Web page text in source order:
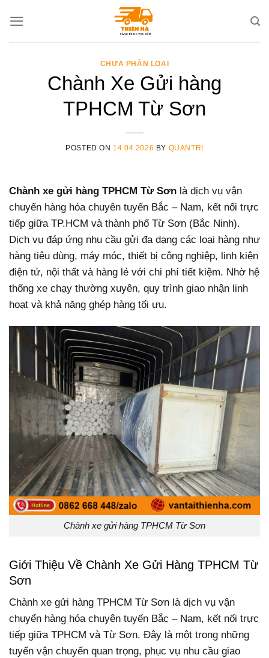
CHƯA PHÂN LOẠI
Chành Xe Gửi hàng
TPHCM Từ Sơn
POSTED ON 14.04.2026 BY QUANTRI
Chành xe gửi hàng TPHCM Từ Sơn là dịch vụ vận
chuyển hàng hóa chuyên tuyến Bắc – Nam, kết nối trực
tiếp giữa TP.HCM và thành phố Từ Sơn (Bắc Ninh).
Dịch vụ đáp ứng nhu cầu gửi đa dạng các loại hàng như
hàng tiêu dùng, máy móc, thiết bị công nghiệp, linh kiện
điện tử, nội thất và hàng lẻ với chi phí tiết kiệm. Nhờ hệ
thống xe chạy thường xuyên, quy trình giao nhận linh
hoạt và khả năng ghép hàng tối ưu.
Chành xe gửi hàng TPHCM Từ Sơn
Giới Thiệu Về Chành Xe Gửi Hàng TPHCM Từ
Sơn
Chành xe gửi hàng TPHCM Từ Sơn là dịch vụ vận
chuyển hàng hóa chuyên tuyến Bắc – Nam, kết nối trực
tiếp giữa TPHCM và Từ Sơn. Đây là một trong những
tuyến vận chuyển quan trọng, phục vụ nhu cầu giao